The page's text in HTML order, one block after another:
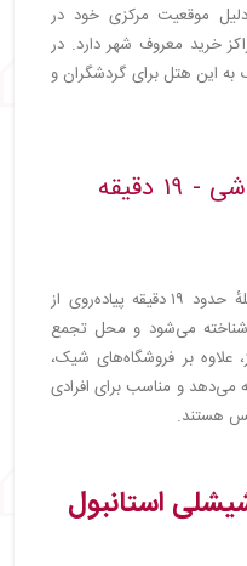
موقعیت مرکزی خود در
خرید معروف شهر دارد. در
به این هتل برای گردشگران و
مرکز خرید سیتیز نیشانتاشی - ۱۹ دقیقه
مرکز خرید سیتیز نیشانتاشی، با فاصلهٔ حدود ۱۹ دقیقه پیاده‌روی از
می‌شود و محل تجمع
علاوه بر فروشگاه‌های شیک،
می‌دهد و مناسب برای افرادی
هستند.
استانبول